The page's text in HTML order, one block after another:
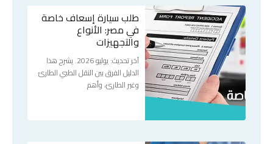
طلب سيارة إسعاف خاصة
في مصر: الأنواع
والتجهيزات
آخر تحديث: يوليو 2026. يشرح هذا
الدليل الفرق بين النقل الطبي الطارئ
وغير الطارئ، وأهم